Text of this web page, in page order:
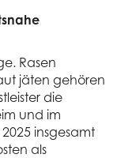
Rasen
jäten gehören
die
und im
insgesamt
als